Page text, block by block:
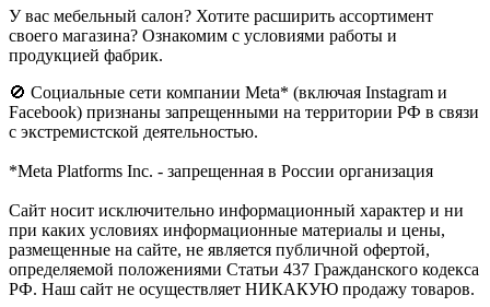
У вас мебельный салон? Хотите расширить ассортимент
своего магазина? Ознакомим с условиями работы и
продукцией фабрик.
🚫 Социальные сети компании Meta* (включая Instagram и
Facebook) признаны запрещенными на территории РФ в связи
с экстремистской деятельностью.
*Meta Platforms Inc. - запрещенная в России организация
Cайт носит исключительно информационный характер и ни
при каких условиях информационные материалы и цены,
размещенные на сайте, не является публичной офертой,
определяемой положениями Статьи 437 Гражданского кодекса
РФ. Наш сайт не осуществляет НИКАКУЮ продажу товаров.